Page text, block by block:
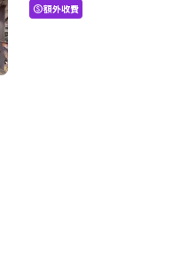
paid額外收費